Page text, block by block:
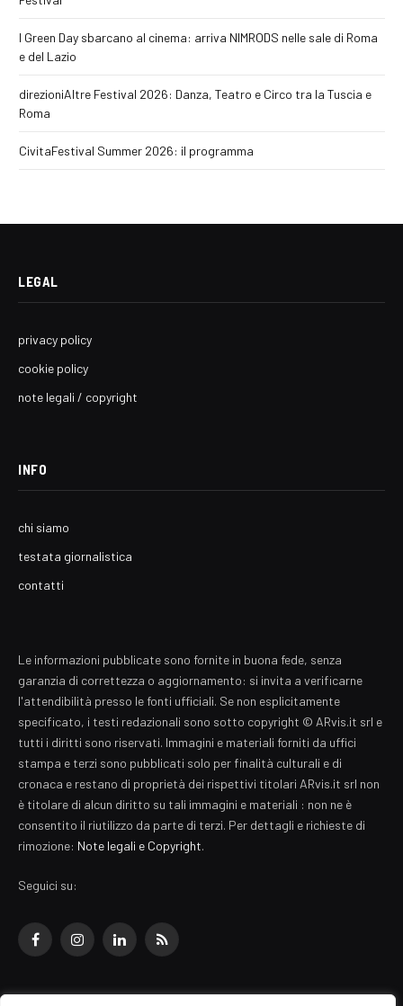
I Green Day sbarcano al cinema: arriva NIMRODS nelle sale di Roma
e del Lazio
direzioniAltre Festival 2026: Danza, Teatro e Circo tra la Tuscia e
Roma
CivitaFestival Summer 2026: il programma
LEGAL
privacy policy
cookie policy
note legali / copyright
INFO
chi siamo
testata giornalistica
contatti
Le informazioni pubblicate sono fornite in buona fede, senza
garanzia di correttezza o aggiornamento: si invita a verificarne
l'attendibilità presso le fonti ufficiali. Se non esplicitamente
specificato, i testi redazionali sono sotto copyright © ARvis.it srl e
tutti i diritti sono riservati. Immagini e materiali forniti da uffici
stampa e terzi sono pubblicati solo per finalità culturali e di
cronaca e restano di proprietà dei rispettivi titolari ARvis.it srl non
è titolare di alcun diritto su tali immagini e materiali : non ne è
consentito il riutilizzo da parte di terzi. Per dettagli e richieste di
rimozione: Note legali e Copyright.
Seguici su:
FacebookInstagramLinkedInRSS